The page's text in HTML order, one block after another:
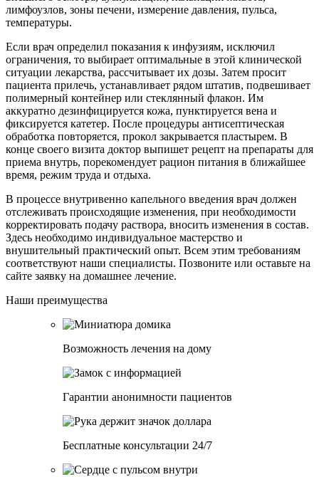
лимфоузлов, зоны печени, измерение давления, пульса,
температуры.
Если врач определил показания к инфузиям, исключил
ограничения, то выбирает оптимальные в этой клинической
ситуации лекарства, рассчитывает их дозы. Затем просит
пациента прилечь, устанавливает рядом штатив, подвешивает
полимерный контейнер или стеклянный флакон. Им
аккуратно дезинфицируется кожа, пунктируется вена и
фиксируется катетер. После процедуры антисептическая
обработка повторяется, прокол закрывается пластырем. В
конце своего визита доктор выпишет рецепт на препараты для
приема внутрь, порекомендует рацион питания в ближайшее
время, режим труда и отдыха.
В процессе внутривенно капельного введения врач должен
отслеживать происходящие изменения, при необходимости
корректировать подачу раствора, вносить изменения в состав.
Здесь необходимо индивидуальное мастерство и
внушительный практический опыт. Всем этим требованиям
соответствуют наши специалисты. Позвоните или оставьте на
сайте заявку на домашнее лечение.
Наши преимущества
Возможность лечения на дому
Гарантии анонимности пациентов
Бесплатные консультации 24/7